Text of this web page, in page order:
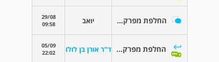
החלפת מפרק ירך יואב
29/08
09:58
החלפת מפרק ירך ד"ר אורן בן לולו
05/09
22:02